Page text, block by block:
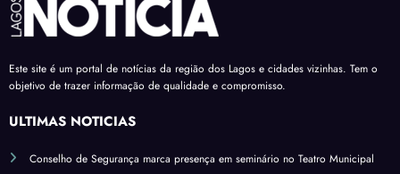
Este site é um portal de notícias da região dos Lagos e cidades vizinhas. Tem o
objetivo de trazer informação de qualidade e compromisso.
ÚLTIMAS NOTÍCIAS
Conselho de Segurança marca presença em seminário no Teatro Municipal